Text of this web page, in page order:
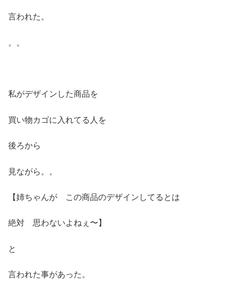
言われた。
。。
私がデザインした商品を
買い物カゴに入れてる人を
後ろから
見ながら。。
【姉ちゃんが この商品のデザインしてるとは
絶対 思わないよねぇ〜】
と
言われた事があった。